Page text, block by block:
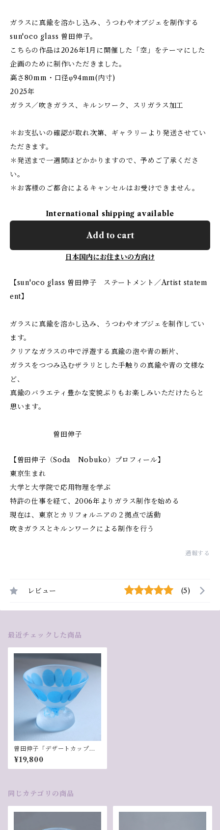
ガラスに真鍮を溶かし込み、うつわやオブジェを制作する
sun'oco glass 曽田伸子。
こちらの作品は2026年1月に開催した「空」をテーマにした
企画のために制作いただきました。
高さ80mm・口径φ94mm(内寸)
2025年
ガラス／吹きガラス、キルンワーク、スリガラス加工
＊お支払いの確認が取れ次第、ギャラリーより発送させてい
ただきます。
＊発送まで一週間ほどかかりますので、予めご了承くださ
い。
＊お客様のご都合によるキャンセルはお受けできません。
International shipping available
Add to cart
日本国内にお住まいの方向け
【sun'oco glass 曽田伸子 ステートメント／Artist statem
ent】
ガラスに真鍮を溶かし込み、うつわやオブジェを制作してい
ます。
クリアなガラスの中で浮遊する真鍮の泡や青の断片、
ガラスをつつみ込むザラリとした手触りの真鍮や青の文様な
ど、
真鍮のバラエティ豊かな変貌ぶりもお楽しみいただけたらと
思います。
曽田伸子
【曽田伸子（Soda Nobuko）プロフィール】
東京生まれ
大学と大学院で応用物理を学ぶ
特許の仕事を経て、2006年よりガラス制作を始める
現在は、東京とカリフォルニアの２拠点で活動
吹きガラスとキルンワークによる制作を行う
通報する
レビュー (5)
最近チェックした商品
曽田伸子「デザートカップ／B
lue」-2
¥19,800
同じカテゴリの商品